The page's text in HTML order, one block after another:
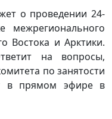
о проведении 24-
межрегионального
Востока и Арктики.
на вопросы,
по занятости
в прямом эфире в